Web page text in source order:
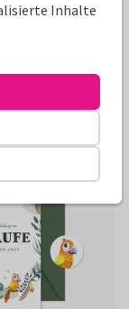
Inhalte